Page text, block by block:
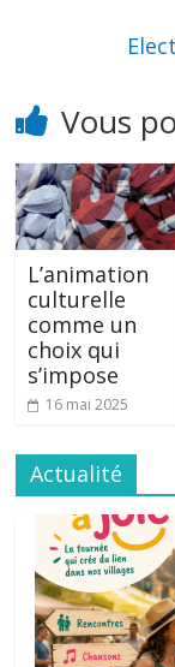
Vous
L’animation
culturelle
comme un
choix qui
s’impose
16 mai 2025
Actualité